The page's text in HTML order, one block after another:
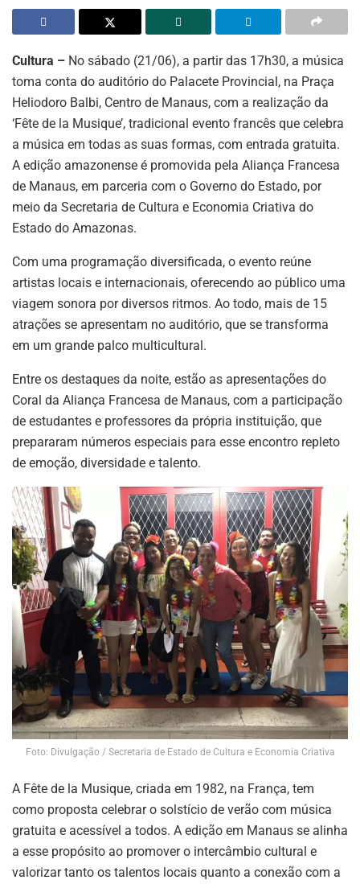
Cultura – No sábado (21/06), a partir das 17h30, a música
toma conta do auditório do Palacete Provincial, na Praça
Heliodoro Balbi, Centro de Manaus, com a realização da
‘Fête de la Musique’, tradicional evento francês que celebra
a música em todas as suas formas, com entrada gratuita.
A edição amazonense é promovida pela Aliança Francesa
de Manaus, em parceria com o Governo do Estado, por
meio da Secretaria de Cultura e Economia Criativa do
Estado do Amazonas.
Com uma programação diversificada, o evento reúne
artistas locais e internacionais, oferecendo ao público uma
viagem sonora por diversos ritmos. Ao todo, mais de 15
atrações se apresentam no auditório, que se transforma
em um grande palco multicultural.
Entre os destaques da noite, estão as apresentações do
Coral da Aliança Francesa de Manaus, com a participação
de estudantes e professores da própria instituição, que
prepararam números especiais para esse encontro repleto
de emoção, diversidade e talento.
Foto: Divulgação / Secretaria de Estado de Cultura e Economia Criativa
A Fête de la Musique, criada em 1982, na França, tem
como proposta celebrar o solstício de verão com música
gratuita e acessível a todos. A edição em Manaus se alinha
a esse propósito ao promover o intercâmbio cultural e
valorizar tanto os talentos locais quanto a conexão com a